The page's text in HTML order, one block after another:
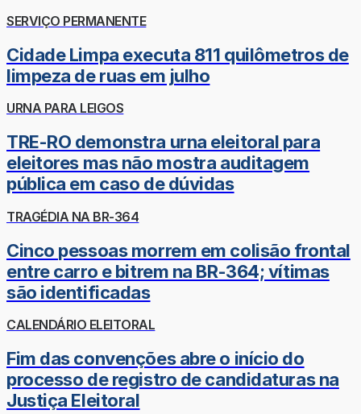
SERVIÇO PERMANENTE
Cidade Limpa executa 811 quilômetros de
limpeza de ruas em julho
URNA PARA LEIGOS
TRE-RO demonstra urna eleitoral para
eleitores mas não mostra auditagem
pública em caso de dúvidas
TRAGÉDIA NA BR-364
Cinco pessoas morrem em colisão frontal
entre carro e bitrem na BR-364; vítimas
são identificadas
CALENDÁRIO ELEITORAL
Fim das convenções abre o início do
processo de registro de candidaturas na
Justiça Eleitoral